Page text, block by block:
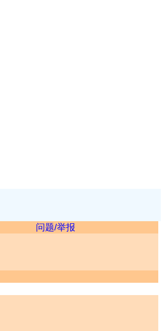
问题/举报